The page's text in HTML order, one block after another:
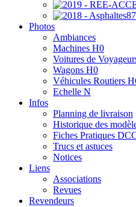
Photos
Ambiances
Machines H0
Voitures de
Wagons H0
Véhicules Routiers
Echelle N
Infos
Planning de livraison
Historique des
Fiches Pratiques
Trucs et astuces
Notices
Liens
Associations
Revues
Revendeurs